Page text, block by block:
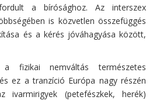
a bírósághoz. Az interszex
is közvetlen összefüggés
és a kérés jóváhagyása között,
fizikai nemváltás természetes
ez a tranzíció Európa nagy részén
ivarmirigyek (petefészkek, herék)